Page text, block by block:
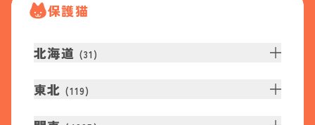
保護猫
北海道 (31 )
東北 (119)